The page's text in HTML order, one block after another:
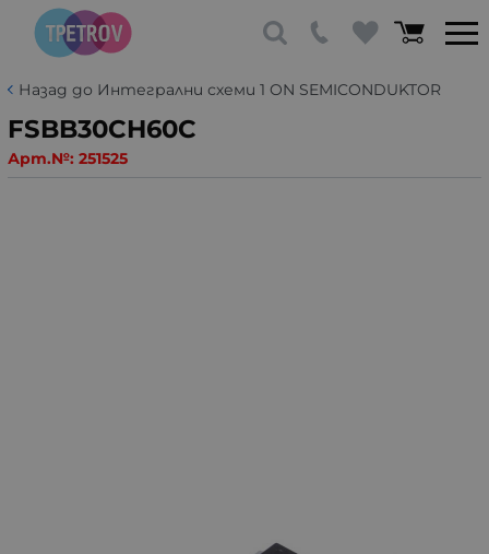
Назад до Интегрални схеми 1 ON SEMICONDUKTOR
FSBB30CH60C
Арт.№: 251525